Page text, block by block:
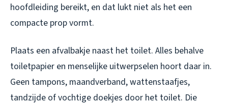
hoofdleiding bereikt, en dat lukt niet als het een
compacte prop vormt.
Plaats een afvalbakje naast het toilet. Alles behalve
toiletpapier en menselijke uitwerpselen hoort daar in.
Geen tampons, maandverband, wattenstaafjes,
tandzijde of vochtige doekjes door het toilet. Die